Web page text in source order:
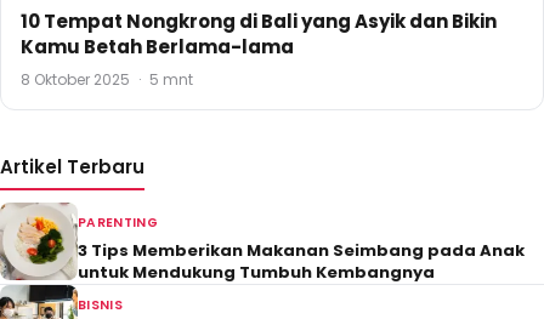
10 Tempat Nongkrong di Bali yang Asyik dan Bikin
Kamu Betah Berlama-lama
8 Oktober 2025 · 5 mnt
Artikel Terbaru
PARENTING
3 Tips Memberikan Makanan Seimbang pada Anak
untuk Mendukung Tumbuh Kembangnya
BISNIS